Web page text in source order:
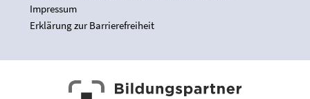
Impressum
Erklärung zur Barrierefreiheit